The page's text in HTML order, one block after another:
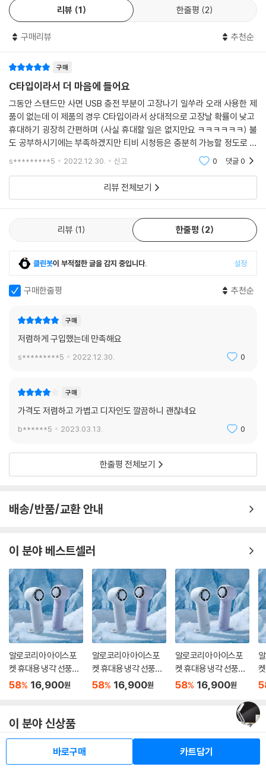
리뷰 1 한줄평 2
구매리뷰 추천순
구매
C타입이라서 더 마음에 들어요
그동안 스탠드만 사면 USB 충전 부분이 고장나기 일쑤라 오래 사용한 제
품이 없는데 이 제품의 경우 C타입이라서 상대적으로 고장날 확률이 낮고
휴대하기 굉장히 간편하며 (사실 휴대할 일은 없지만요 ㅋㅋㅋㅋㅋㅋ) 불
도 공부하시기에는 부족하겠지만 티비 시청등은 충분히 가능할 정도로 그
렇게 약하지는 않아요. 가성비 플러스 튼튼한 제품을 찾는 분들에게 추천
s*********5 2022.12.30. 신고 0 댓글0
리뷰 전체보기
리뷰 1 한줄평 2
클린봇이 부적절한 글을 감지 중입니다. 설정
구매한줄평 추천순
구매
저렴하게 구입했는데 만족해요
s*********5 2022.12.30. 0
구매
가격도 저렴하고 가볍고 디자인도 깔끔하니 괜찮네요
b******5 2023.03.13. 0
한줄평 전체보기
배송/반품/교환 안내
이 분야 베스트셀러
알로코리아 아이스포
켓 휴대용 냉각 선풍기
FA1A 손풍기 핸디
58% 16,900원
알로코리아 아이스포
켓 휴대용 냉각 선풍기
FA1A 손풍기 핸디
58% 16,900원
알로코리아 아이스포
켓 휴대용 냉각 선풍기
FA1A 손풍기 핸디
58% 16,900원
이 분야 신상품
바로구매 카트담기